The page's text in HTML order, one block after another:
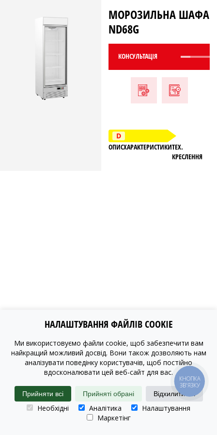
МОРОЗИЛЬНА ШАФА
ND68G
КОНСУЛЬТАЦIЯ
ОПИСХАРАКТЕРИСТИКИТЕХ.
КРЕСЛЕННЯ
НАЛАШТУВАННЯ ФАЙЛІВ COOKIE
Ми використовуємо файли cookie, щоб забезпечити вам
найкращий можливий досвід. Вони також дозволяють нам
аналізувати поведінку користувачів, щоб постійно
вдосконалювати цей веб-сайт для вас.
Прийняти всі Прийняті обрані Відхилити всі
Необхідні Аналітика
Налаштування
Маркетінг
КНОПКА
ЗВ'ЯЗКУ